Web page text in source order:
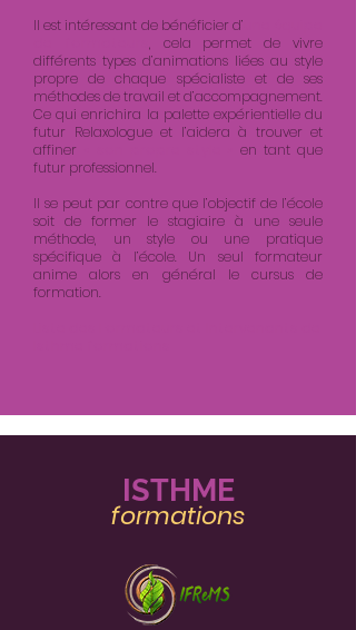
Il est intéressant de bénéficier d’
, cela permet de vivre
différents types d’animations liées au style
propre de chaque spécialiste et de ses
méthodes de travail et d’accompagnement.
Ce qui enrichira la palette expérientielle du
futur Relaxologue et l’aidera à trouver et
affiner
en tant que
futur professionnel.
Il se peut par contre que l’objectif de l’école
soit de former le stagiaire à une seule
méthode, un style ou une pratique
spécifique à l’école. Un seul formateur
anime alors en général le cursus de
formation.
ISTHME
formations